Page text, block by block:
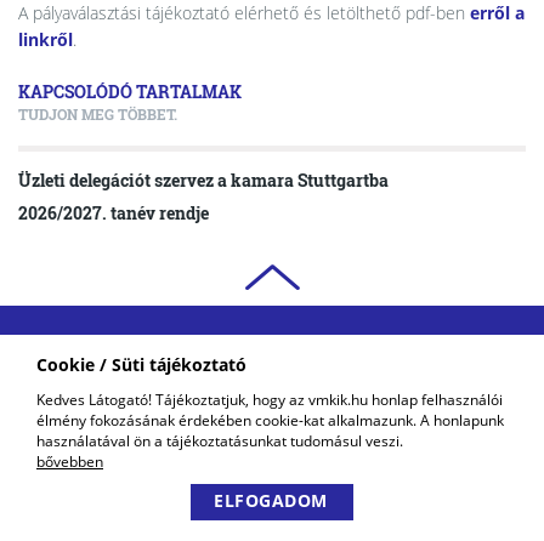
Cookie / Süti tájékoztató
Kedves Látogató! Tájékoztatjuk, hogy az vmkik.hu honlap felhasználói
élmény fokozásának érdekében cookie-kat alkalmazunk. A honlapunk
használatával ön a tájékoztatásunkat tudomásul veszi.
bővebben
ELFOGADOM
A pályaválasztási tájékoztató elérhető és letölthető pdf-ben erről a
linkről.
KAPCSOLÓDÓ TARTALMAK
TUDJON MEG TÖBBET.
Üzleti delegációt szervez a kamara Stuttgartba
2026/2027. tanév rendje
VAS VÁRMEGYEI
KERESKEDELMI ÉS IPARKAMARA
COPYRIGHT © 2018 - 2026 VMKIK. | ALL RIGHTS RESERVED! DESIGNED &
POWERED BY POSITIVE ADAMSKY